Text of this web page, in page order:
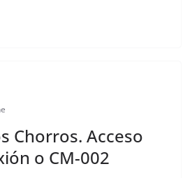
Chorros. Acceso
o CM-002